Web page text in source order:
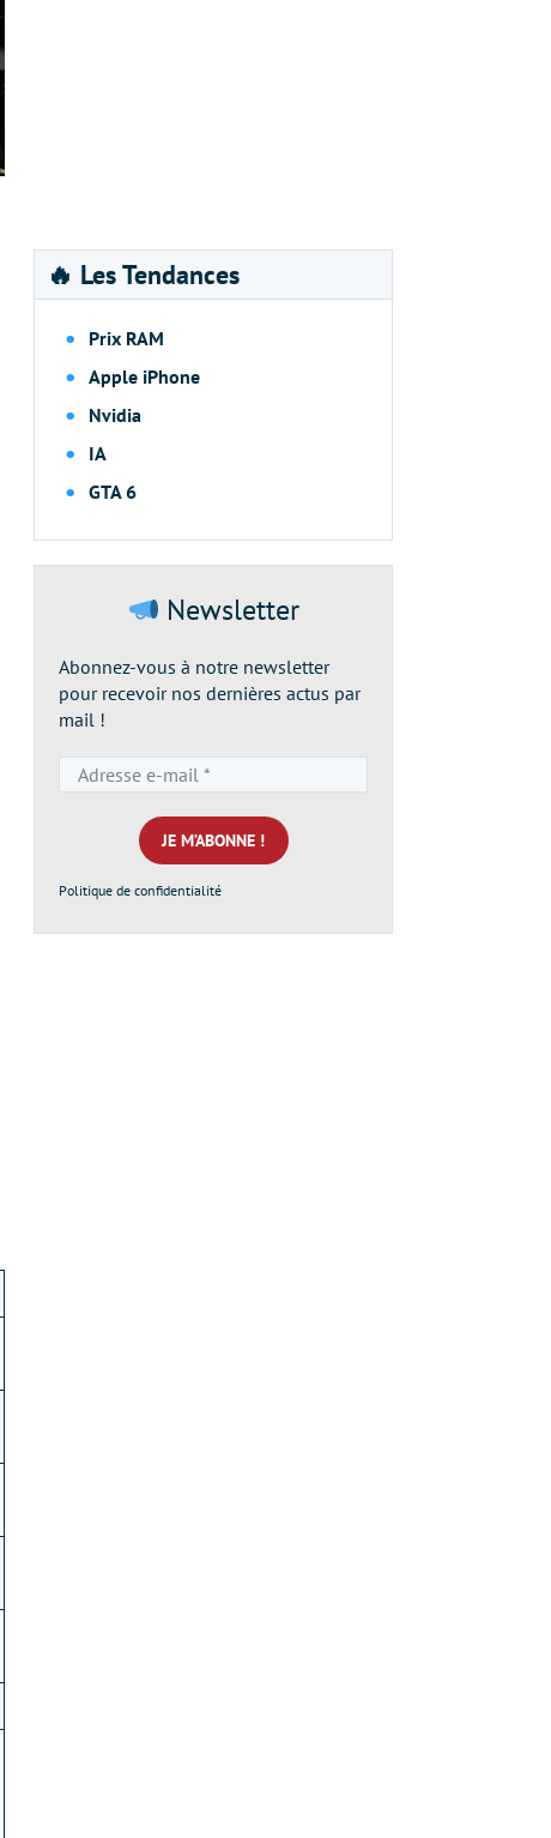
🔥 Les Tendances
Prix RAM
Apple iPhone
Nvidia
IA
GTA 6
Newsletter
Abonnez-vous à notre newsletter
pour recevoir nos dernières actus par
mail !
e-
mail
*
Politique de confidentialité